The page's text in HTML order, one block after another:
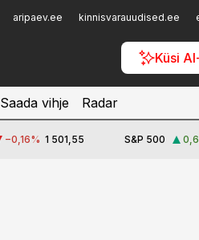
aripaev.ee kinnisvarauudised.ee
Küsi
Saada vihje Radar
−0,16% 1 501,55 S&P 500